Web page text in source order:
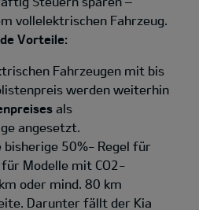
vollelektrischen Fahrzeug.
Vorteile:
Fahrzeugen mit bis
werden weiterhin
als
angesetzt.
bisherige 50%- Regel für
Modelle mit CO2-
oder mind. 80 km
Darunter fällt der Kia